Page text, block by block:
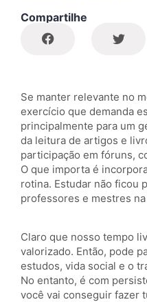
Compartilhe
Se manter relevante no
exercício que demanda
principalmente para um
da leitura de artigos e
participação em fóruns,
O que importa é
rotina. Estudar não ficou
professores e mestres
Claro que nosso tempo
valorizado. Então, pode
estudos, vida social e o
No entanto, é com
você vai conseguir fazer